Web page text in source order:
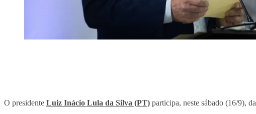
O presidente Luiz Inácio Lula da Silva (PT) participa, neste sábado (16/9), da